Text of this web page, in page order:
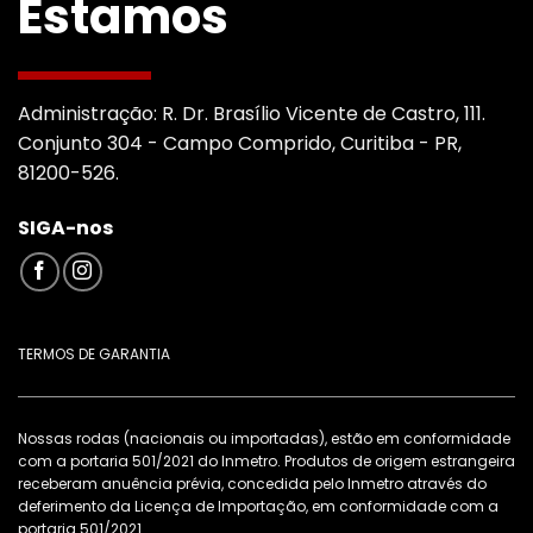
Estamos
Administração: R. Dr. Brasílio Vicente de Castro, 111.
Conjunto 304 - Campo Comprido, Curitiba - PR,
81200-526.
SIGA-nos
TERMOS DE GARANTIA
Nossas rodas (nacionais ou importadas), estão em conformidade
com a portaria 501/2021 do Inmetro. Produtos de origem estrangeira
receberam anuência prévia, concedida pelo Inmetro através do
deferimento da Licença de Importação, em conformidade com a